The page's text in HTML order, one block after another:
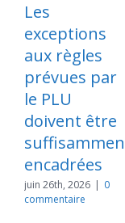
Les
exceptions
aux règles
prévues par
le PLU
doivent être
suffisamment
encadrées
juin 26th, 2026 | 0
commentaire